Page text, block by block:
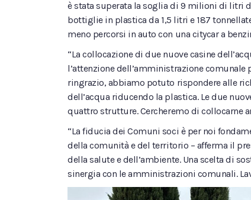
è stata superata la soglia di 9 milioni di litri
bottiglie in plastica da 1,5 litri e 187
meno percorsi in auto con una citycar a
“La collocazione di due nuove casine
l’attenzione dell’amministrazione
ringrazio, abbiamo potuto rispondere alle
dell’acqua riducendo la plastica. Le due
quattro strutture. Cercheremo di collocarne
“La fiducia dei Comuni soci è per noi
della comunità e del territorio – afferma il
della salute e dell’ambiente. Una scelta di
sinergia con le amministrazioni comunali.